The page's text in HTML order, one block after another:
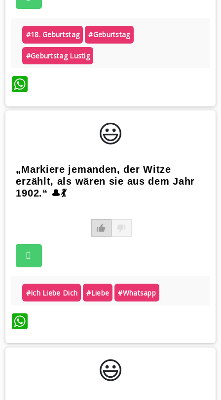
#18. Geburtstag #geburtstag
#geburtstag Lustig
WhatsApp
😃️
„Markiere jemanden, der Witze
erzählt, als wären sie aus dem Jahr
1902.“ 🎩💃
#ich Liebe Dich #liebe #whatsapp
WhatsApp
😃️